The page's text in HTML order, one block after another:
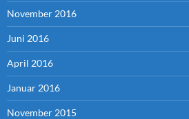
November 2016
Juni 2016
April 2016
Januar 2016
November 2015